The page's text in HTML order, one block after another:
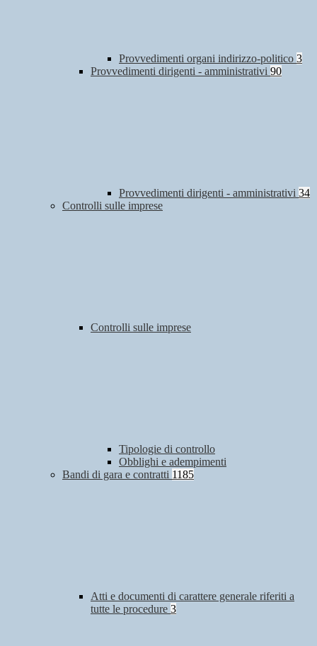
Provvedimenti organi indirizzo-politico 3
Provvedimenti dirigenti - amministrativi 90
Provvedimenti dirigenti - amministrativi 34
Controlli sulle imprese
Controlli sulle imprese
Tipologie di controllo
Obblighi e adempimenti
Bandi di gara e contratti 1185
Atti e documenti di carattere generale riferiti a
tutte le procedure 3